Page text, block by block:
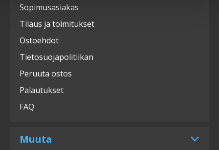
Sopimusasiakas
Tilaus ja toimitukset
Ostoehdot
Tietosuojapolitiikan
Peruuta ostos
Palautukset
FAQ
Muuta